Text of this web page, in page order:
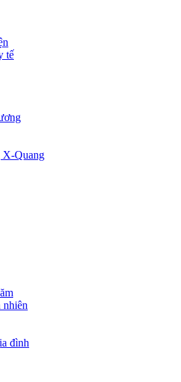
tế
X-Quang
nhiên
đình